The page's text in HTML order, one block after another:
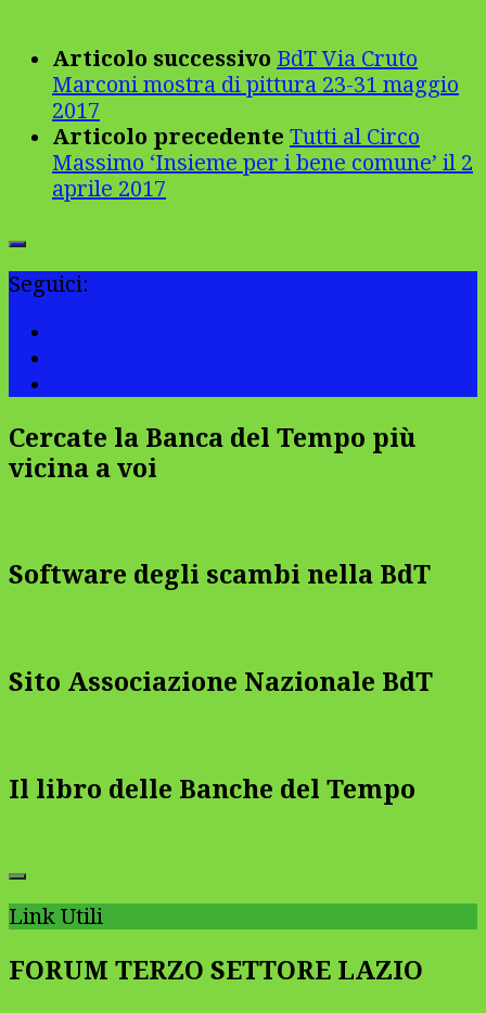
Articolo successivo BdT Via Cruto
Marconi mostra di pittura 23-31 maggio
2017
Articolo precedente Tutti al Circo
Massimo ‘Insieme per i bene comune’ il 2
aprile 2017
Seguici:
Cercate la Banca del Tempo più
vicina a voi
Software degli scambi nella BdT
Sito Associazione Nazionale BdT
Il libro delle Banche del Tempo
Link Utili
FORUM TERZO SETTORE LAZIO